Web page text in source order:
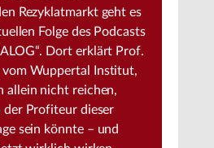
Rezyklatmarkt geht es
Folge des Podcasts
Dort erklärt Prof.
vom Wuppertal Institut,
allein nicht reichen,
der Profiteur dieser
sein könnte – und